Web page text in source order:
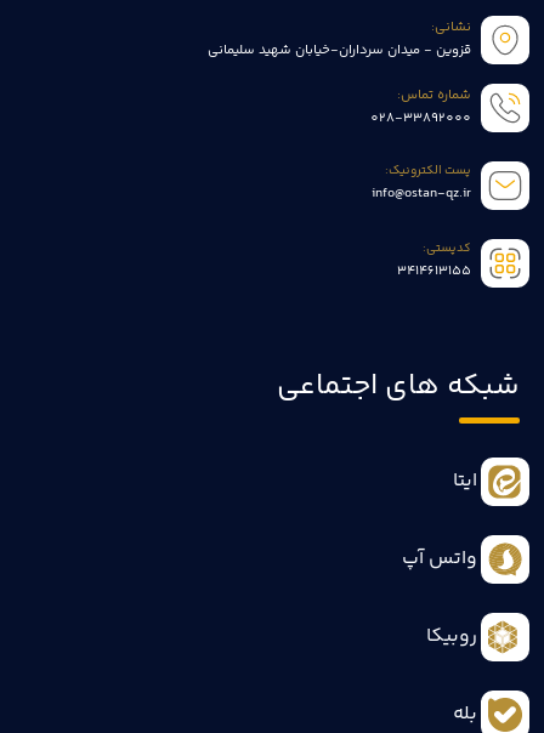
نشانی:
قزوین - میدان سرداران-خیابان شهید سلیمانی
شماره تماس:
028-33892000
پست الکترونیک:
info@ostan-qz.ir
کدپستی:
3414613155
شبکه های اجتماعی
ایتا
واتس آپ
روبیکا
بله